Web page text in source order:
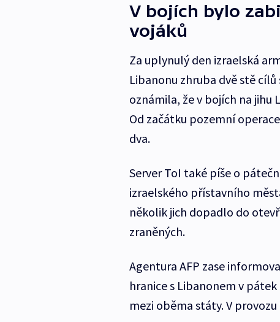
V bojích bylo
vojáků
Za uplynulý den izraelská
Libanonu zhruba dvě stě
oznámila, že v bojích na
Od začátku pozemní
dva.
Server ToI také píše o
izraelského přístavního
několik jich dopadlo do
zraněných.
Agentura AFP zase
hranice s Libanonem v
mezi oběma státy. V